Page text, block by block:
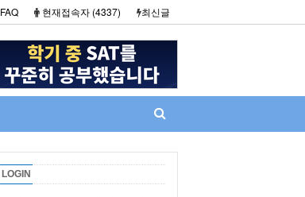
FAQ 현재접속자 (4337) 최신글
LOGIN